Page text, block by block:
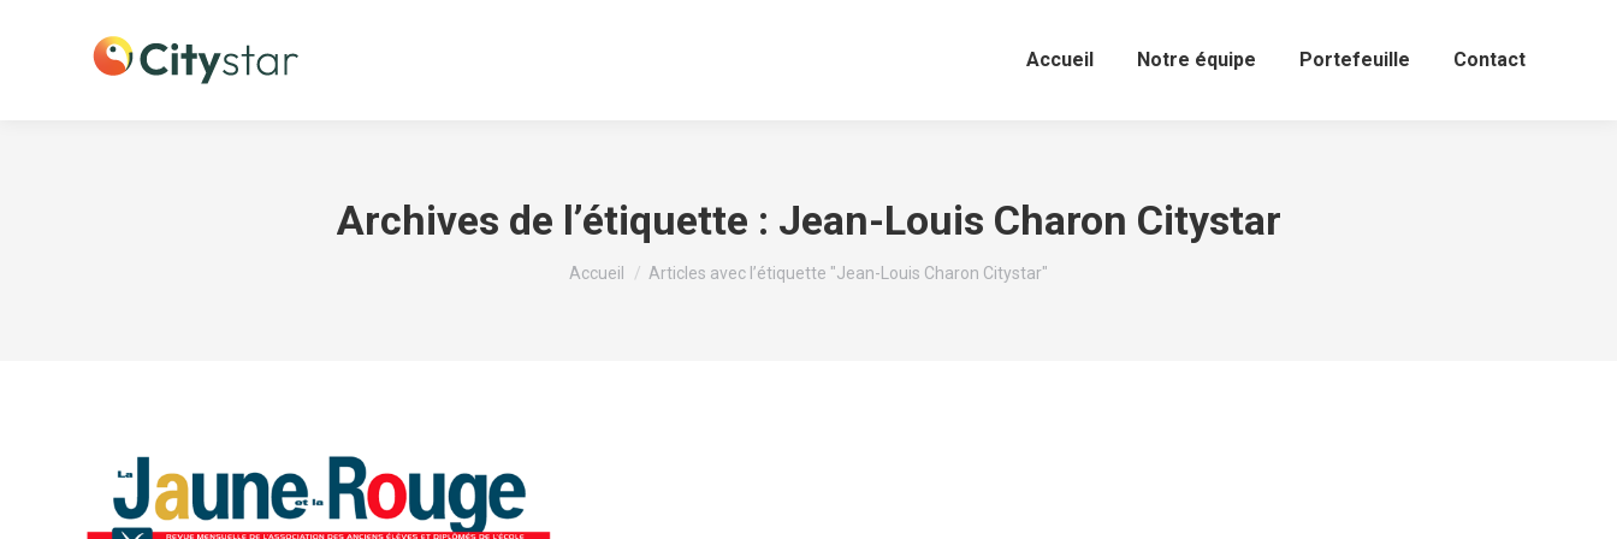
Accueil Notre équipe Portefeuille Contact
Archives de l’étiquette : Jean-Louis Charon Citystar
Vous êtes ici :
Accueil Articles avec l’étiquette "Jean-Louis Charon Citystar"